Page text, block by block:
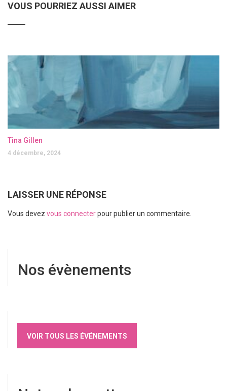
VOUS POURRIEZ AUSSI AIMER
Tina Gillen
4 décembre, 2024
LAISSER UNE RÉPONSE
Vous devez vous connecterpour publier un commentaire.
Nos évènements
VOIR TOUS LES ÉVÉNEMENTS